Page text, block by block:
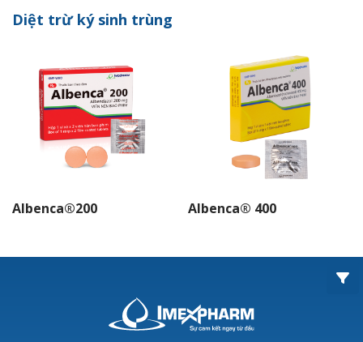
Diệt trừ ký sinh trùng
Albenca®200 Albenca® 400